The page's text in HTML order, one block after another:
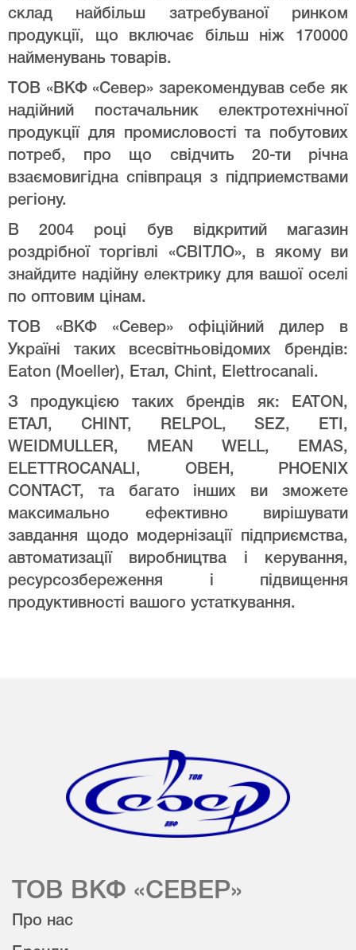
склад найбільш затребуваної ринком
продукції, що включає більш ніж 170000
найменувань товарів.
ТОВ «ВКФ «Север» зарекомендував себе як
надійний постачальник електротехнічної
продукції для промисловості та побутових
потреб, про що свідчить 20-ти річна
взаємовигідна співпраця з підприемствами
регіону.
В 2004 році був відкритий магазин
роздрібної торгівлі «СВІТЛО», в якому ви
знайдите надійну електрику для вашої оселі
по оптовим цінам.
ТОВ «ВКФ «Север» офіційний дилер в
Україні таких всесвітньовідомих брендів:
Eaton (Moeller), Етал, Chint, Elettrocanali.
З продукцією таких брендів як: EATON,
ЕТАЛ, CHINT, RELPOL, SEZ, ETI,
WEIDMULLER, MEAN WELL, EMAS,
ELETTROCANALI, ОВЕН, PHOENIX
CONTACT, та багато інших ви зможете
максимально ефективно вирішувати
завдання щодо модернізації підприємства,
автоматизації виробництва і керування,
ресурсозбереження і підвищення
продуктивності вашого устаткування.
ТОВ ВКФ «СЕВЕР»
Про нас